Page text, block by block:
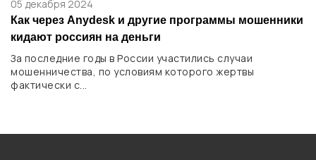
05 декабря 2024
Как через Anydesk и другие программы мошенники
кидают россиян на деньги
За последние годы в России участились случаи
мошенничества, по условиям которого жертвы
фактически с...